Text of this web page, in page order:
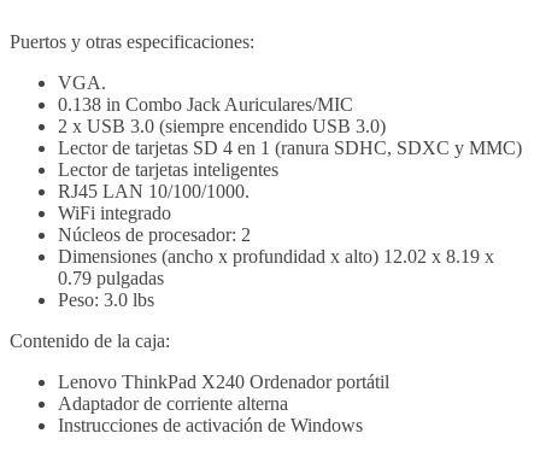
Puertos y otras especificaciones:
VGA.
0.138 in Combo Jack Auriculares/MIC
2 x USB 3.0 (siempre encendido USB 3.0)
Lector de tarjetas SD 4 en 1 (ranura SDHC, SDXC y MMC)
Lector de tarjetas inteligentes
RJ45 LAN 10/100/1000.
WiFi integrado
Núcleos de procesador: 2
Dimensiones (ancho x profundidad x alto) 12.02 x 8.19 x
0.79 pulgadas
Peso: 3.0 lbs
Contenido de la caja:
Lenovo ThinkPad X240 Ordenador portátil
Adaptador de corriente alterna
Instrucciones de activación de Windows